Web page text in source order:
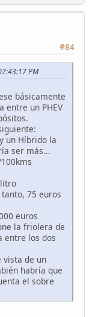
#84
PM
básicamente
entre un PHEV
un Híbrido la
ser más...
75 euros
euros
la friolera de
entre los dos
vista de un
habría que
el sobre